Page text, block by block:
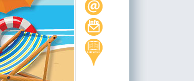
de nous
en ligne
joindre
confidentialité